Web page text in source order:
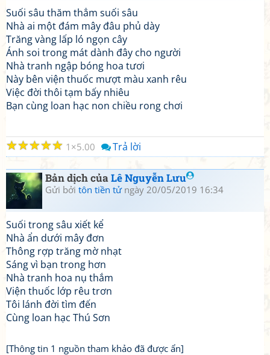
Suối sâu thăm thẳm suối sâu
Nhà ai một đám mây đâu phủ dày
Trăng vàng lấp ló ngọn cây
Ánh soi trong mát dành đây cho người
Nhà tranh ngập bóng hoa tươi
Này bên viện thuốc mượt màu xanh rêu
Việc đời thôi tạm bấy nhiêu
Bạn cùng loan hạc non chiều rong chơi
☆
☆
☆
☆
☆ 1 5.00 Trả lời
Bản dịch củaLê Nguyễn Lưu
Gửi bởi tôn tiền tửngày 20/05/2019 16:34
Suối trong sâu xiết kể
Nhà ẩn dưới mây đơn
Thông rợp trăng mờ nhạt
Sáng vì bạn trong hơn
Nhà tranh hoa nụ thắm
Viện thuốc lớp rêu trơn
Tôi lánh đời tìm đến
Cùng loan hạc Thú Sơn
[Thông tin 1 nguồn tham khảo đã được ẩn]